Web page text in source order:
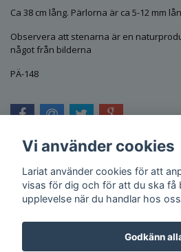
Ca 38 cm lång. Pärlorna är ca 5-12 mm
Observera att stenarna är en
något från bilderna
PÄ-148
Vi använder cookies
Lariat använder cookies för att
visas för dig och för att du ska få
upplevelse när du handlar hos
Godkänn